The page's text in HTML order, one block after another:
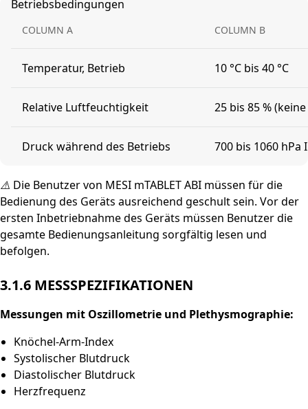
Betriebsbedingungen
COLUMN A COLUMN B
Temperatur, Betrieb 10 °C bis 40 °C
Relative Luftfeuchtigkeit 25 bis 85 %
Druck während des Betriebs 700 bis 1060 hPa
⚠️ Die Benutzer von MESI mTABLET ABI müssen für die
Bedienung des Geräts ausreichend geschult sein. Vor der
ersten Inbetriebnahme des Geräts müssen Benutzer die
gesamte Bedienungsanleitung sorgfältig lesen und
befolgen.
3.1.6 MESSSPEZIFIKATIONEN
Messungen mit Oszillometrie und Plethysmographie:
Knöchel-Arm-Index
Systolischer Blutdruck
Diastolischer Blutdruck
Herzfrequenz